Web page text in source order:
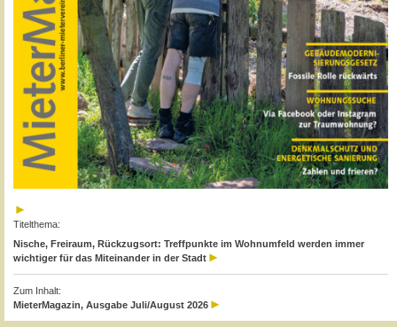
Titelthema:
Nische, Freiraum, Rückzugsort: Treffpunkte im Wohnumfeld werden immer
wichtiger für das Miteinander in der Stadt
Zum Inhalt:
MieterMagazin, Ausgabe Juli/August 2026